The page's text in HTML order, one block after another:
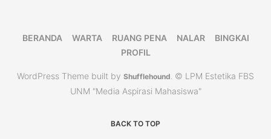
BERANDA WARTA RUANG PENA NALAR
BINGKAI
PROFIL
WordPress Theme built by Shufflehound © LPM Estetika FBS
UNM "Media Aspirasi Mahasiswa"
BACK TO TOP